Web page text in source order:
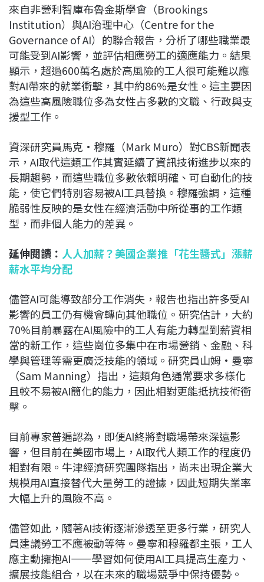
來自非營利智庫布魯金斯學會（Brookings
Institution）與AI治理中心（Centre for the
Governance of AI）的聯合報告，分析了哪些職業最
可能受到AI影響，並評估相應勞工的適應能力。結果
顯示，超過600萬名處於高風險的工人很可能難以應
對AI帶來的就業衝擊，其中約86%是女性。這主要因
為這些高風險職位多為女性占多數的文職、行政與支
援型工作。
資深研究員馬克·穆羅（Mark Muro）對CBS新聞表
示，AI取代這類工作其實延續了資訊技術進步以來的
長期趨勢，而這些職位多數依賴明確、可自動化的技
能，使它們特別容易被AI工具替換。穆羅強調，這種
脆弱性反映的是女性在經濟活動中所從事的工作類
型，而非個人能力的差異。
延伸閱讀： 人人加薪？美國企業推「花生醬式」漲薪
薪水平均分配
儘管AI可能導致部分工作消失，報告也指出許多受AI
影響的員工仍有機會轉向其他職位。研究估計，大約
70%目前暴露在AI風險中的工人有能力轉型到薪資相
當的新工作，這些崗位多集中在市場營銷、金融、科
學與管理等需更廣泛技能的領域。研究員山姆·曼寧
（Sam Manning）指出，這類角色通常要求多樣化
且較不易被AI簡化的能力，因此相對更能抵抗技術衝
擊。
目前專家普遍認為，即便AI終將對職場帶來深遠影
響，但目前在美國市場上，AI取代人類工作的程度仍
相對有限。牛津經濟研究團隊指出，尚未出現企業大
規模用AI直接替代大量勞工的證據，因此短期失業率
大幅上升的風險不高。
儘管如此，隨著AI技術逐漸滲透至更多行業，研究人
員建議勞工不應被動等待。曼寧和穆羅都主張，工人
應主動擁抱AI——學習如何使用AI工具提高生產力、
擴展技能組合，以在未來的職場競爭中保持優勢。